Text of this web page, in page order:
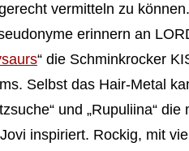
vermitteln zu können.
erinnern an
“ die Schminkrocker
Selbst das Hair-Metal
und „Rupuliina“
inspiriert. Rockig, mit